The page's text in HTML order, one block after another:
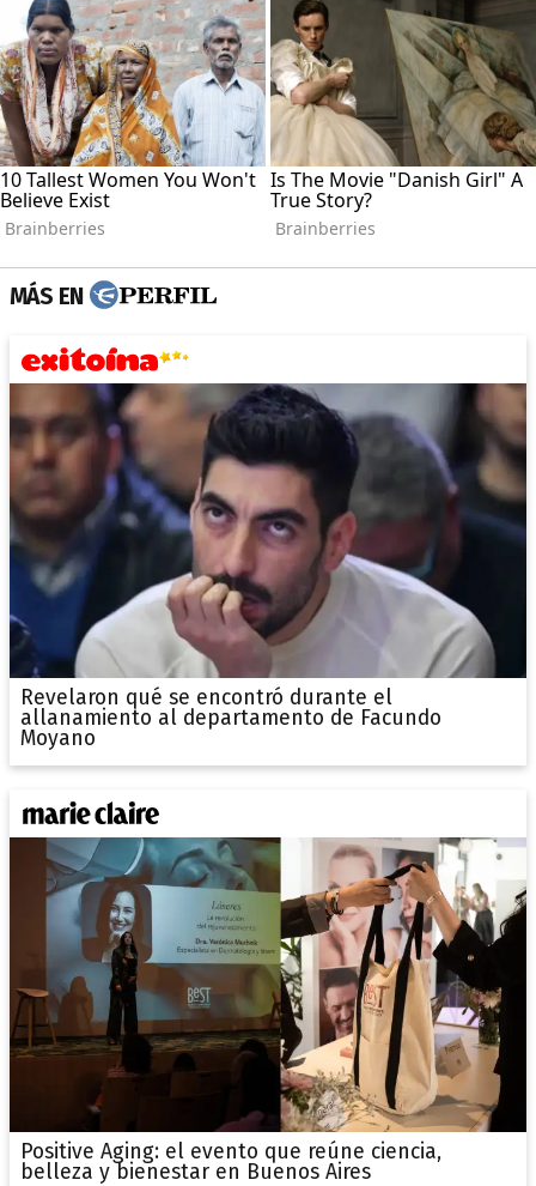
MÁS EN
Revelaron qué se encontró durante el
allanamiento al departamento de Facundo
Moyano
Positive Aging: el evento que reúne ciencia,
belleza y bienestar en Buenos Aires